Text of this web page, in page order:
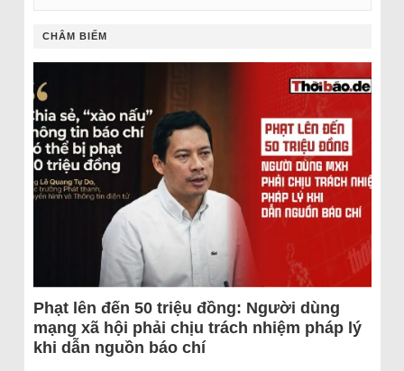
CHÂM BIẾM
Phạt lên đến 50 triệu đồng: Người dùng
mạng xã hội phải chịu trách nhiệm pháp lý
khi dẫn nguồn báo chí